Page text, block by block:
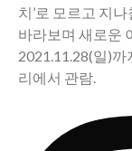
치’로 모르고 지
바라보며 새로운
2021.11.28(일)까
리에서 관람.